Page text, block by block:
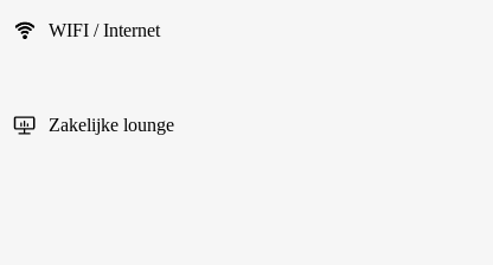
WIFI / Internet
Zakelijke lounge